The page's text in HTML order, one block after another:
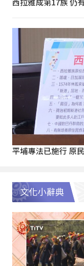
平埔專法已施行 原
文化小辭典